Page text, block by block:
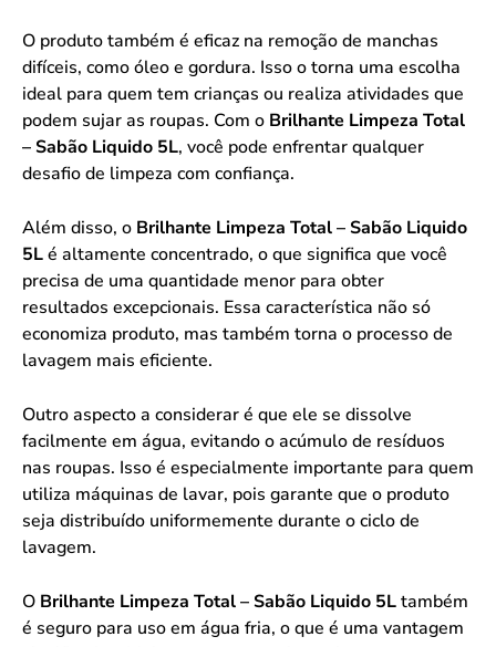
O produto também é eficaz na remoção de manchas
difíceis, como óleo e gordura. Isso o torna uma escolha
ideal para quem tem crianças ou realiza atividades que
podem sujar as roupas. Com o Brilhante Limpeza Total
– Sabão Liquido 5L, você pode enfrentar qualquer
desafio de limpeza com confiança.
Além disso, o Brilhante Limpeza Total – Sabão Liquido
5Lé altamente concentrado, o que significa que você
precisa de uma quantidade menor para obter
resultados excepcionais. Essa característica não só
economiza produto, mas também torna o processo de
lavagem mais eficiente.
Outro aspecto a considerar é que ele se dissolve
facilmente em água, evitando o acúmulo de resíduos
nas roupas. Isso é especialmente importante para quem
utiliza máquinas de lavar, pois garante que o produto
seja distribuído uniformemente durante o ciclo de
lavagem.
O Brilhante Limpeza Total – Sabão Liquido 5Ltambém
é seguro para uso em água fria, o que é uma vantagem